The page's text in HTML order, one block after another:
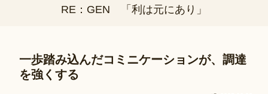
RE：GEN 「利は元にあり」
一歩踏み込んだコミニケーションが、調達
を強くする